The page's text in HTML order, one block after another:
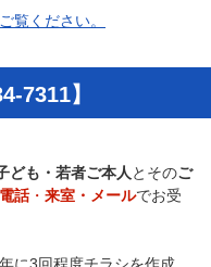
覧ください。
7311】
ども・若者ご本人 とそのご
電話・ 来室・メールでお受